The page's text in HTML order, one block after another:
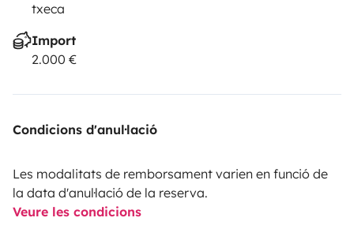
txeca
Import
2.000 €
Condicions d'anul·lació
Les modalitats de remborsament varien en funció de
la data d'anul·lació de la reserva.
Veure les condicions